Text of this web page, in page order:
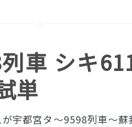
車 シキ
単
宇都宮タ〜9598列車〜